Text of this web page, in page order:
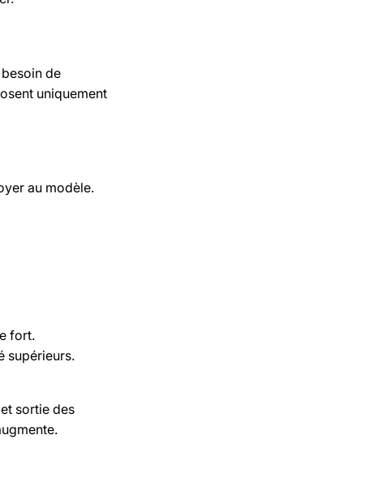
de
uniquement
au modèle.
fort.
supérieurs.
sortie des